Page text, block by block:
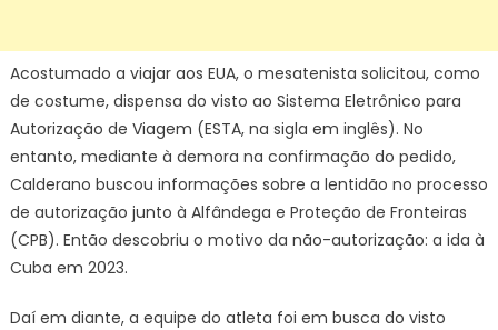
Acostumado a viajar aos EUA, o mesatenista solicitou, como
de costume, dispensa do visto ao Sistema Eletrônico para
Autorização de Viagem (ESTA, na sigla em inglês). No
entanto, mediante à demora na confirmação do pedido,
Calderano buscou informações sobre a lentidão no processo
de autorização junto à Alfândega e Proteção de Fronteiras
(CPB). Então descobriu o motivo da não-autorização: a ida à
Cuba em 2023.
Daí em diante, a equipe do atleta foi em busca do visto